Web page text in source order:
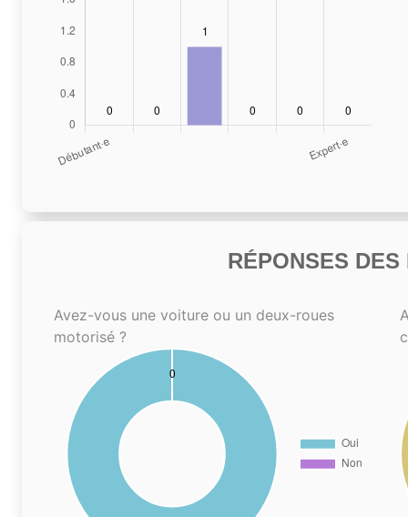
RÉPONSES
Avez-vous une voiture ou un deux-roues
motorisé ?